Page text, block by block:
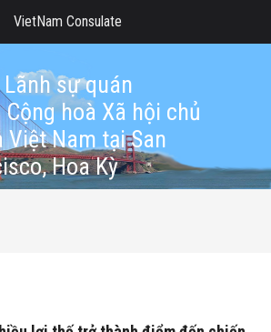
sự quán
hoà Xã hội chủ
Việt Nam tại San
Hoa Kỳ
VietNam Consulate